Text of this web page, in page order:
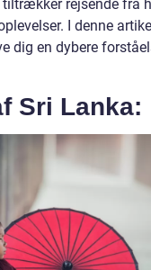
rejsende fra
I denne
dig en dybere
Sri Lanka: